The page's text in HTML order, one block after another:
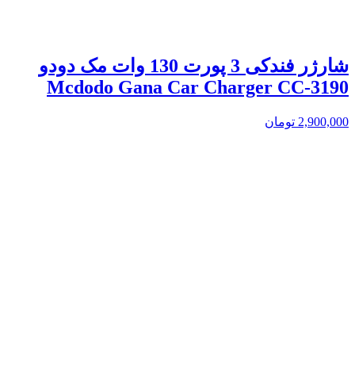
شارژر فندکی 3 پورت 130 وات مک دودو
Mcdodo Gana Car Charger CC-3190
2,900,000 تومان